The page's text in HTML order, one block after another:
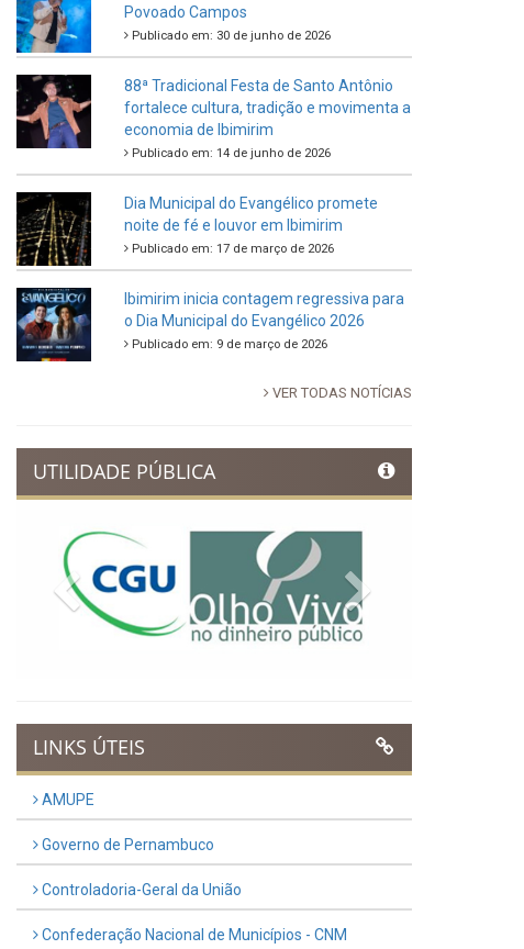
Povoado Campos
Publicado em: 30 de junho de 2026
88ª Tradicional Festa de Santo Antônio
fortalece cultura, tradição e movimenta a
economia de Ibimirim
Publicado em: 14 de junho de 2026
Dia Municipal do Evangélico promete
noite de fé e louvor em Ibimirim
Publicado em: 17 de março de 2026
Ibimirim inicia contagem regressiva para
o Dia Municipal do Evangélico 2026
Publicado em: 9 de março de 2026
VER TODAS NOTÍCIAS
UTILIDADE PÚBLICA
Previous
LINKS ÚTEIS
AMUPE
Governo de Pernambuco
Controladoria-Geral da União
Confederação Nacional de Municípios - CNM